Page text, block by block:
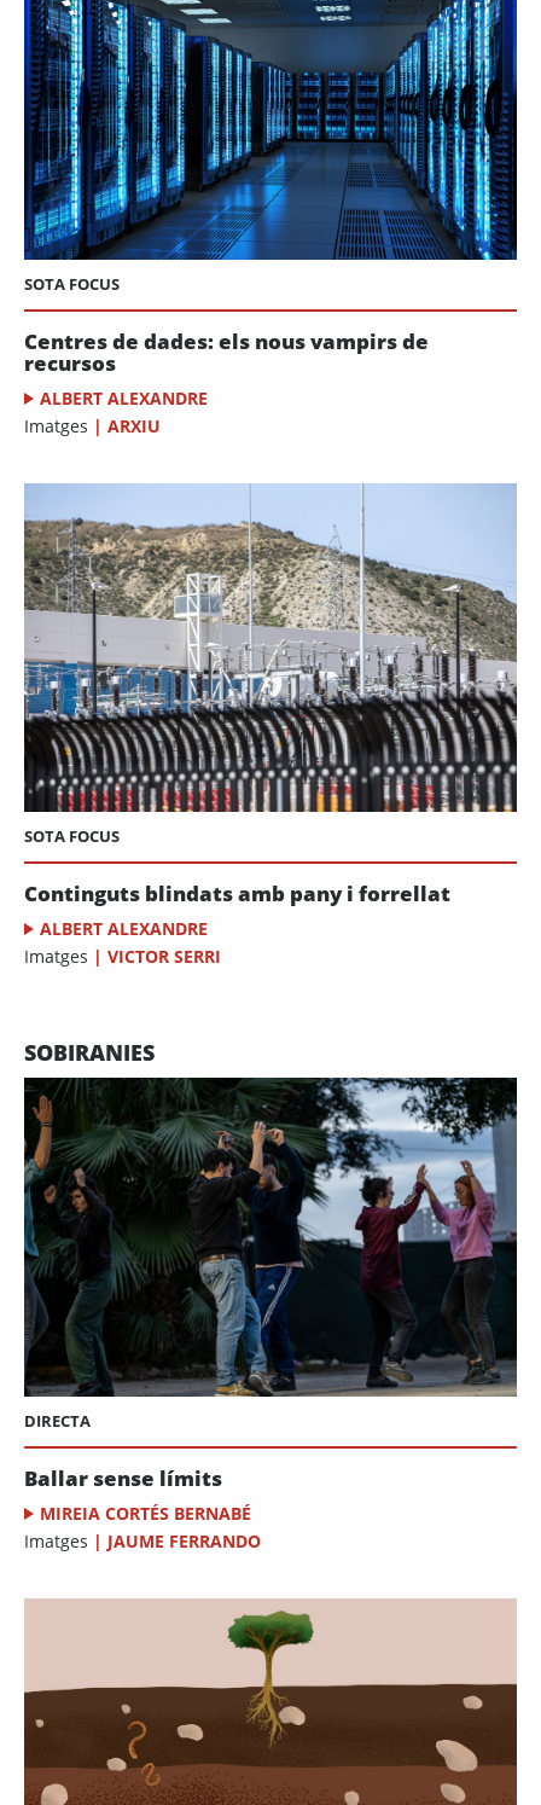
SOTA FOCUS
Centres de dades: els nous vampirs de
recursos
ALBERT ALEXANDRE
Imatges | ARXIU
SOTA FOCUS
Continguts blindats amb pany i forrellat
ALBERT ALEXANDRE
Imatges | VICTOR SERRI
SOBIRANIES
DIRECTA
Ballar sense límits
MIREIA CORTÉS BERNABÉ
Imatges | JAUME FERRANDO